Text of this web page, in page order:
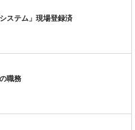
ステム」現場登録済
職務